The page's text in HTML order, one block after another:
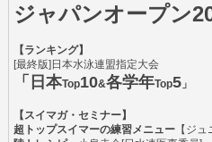
ジャパンオープン
【ランキング】
[最終版]日本水泳連盟指定大会
「日本Top10&各学年Top5」
【スイマガ・セミナー】
超トップスイマーの練習メニュー【ジュ